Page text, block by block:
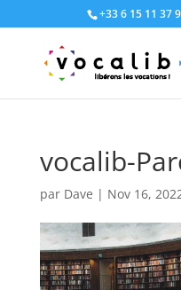
+33 6 15 11 37
vocalib-
par Dave | Nov 16,